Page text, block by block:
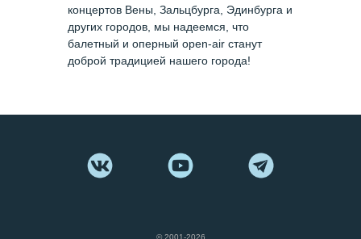
концертов Вены, Зальцбурга, Эдинбурга и
других городов, мы надеемся, что
балетный и оперный open-air станут
доброй традицией нашего города!
© 2001-2026